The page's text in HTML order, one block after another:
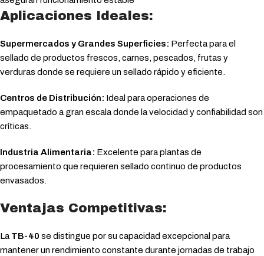
Aplicaciones Ideales:
Supermercados y Grandes Superficies: Perfecta para el
sellado de productos frescos, carnes, pescados, frutas y
verduras donde se requiere un sellado rápido y eficiente.
Centros de Distribución: Ideal para operaciones de
empaquetado a gran escala donde la velocidad y confiabilidad son
críticas.
Industria Alimentaria: Excelente para plantas de
procesamiento que requieren sellado continuo de productos
envasados.
Ventajas Competitivas:
La TB-40 se distingue por su capacidad excepcional para
mantener un rendimiento constante durante jornadas de trabajo